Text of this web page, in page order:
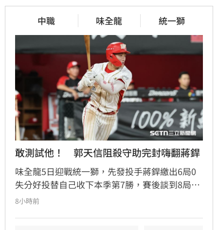
中職 味全龍 統一獅
敢測試他！　郭天信阻殺守助完封嗨翻蔣銲
味全龍5日迎戰統一獅，先發投手蔣銲繳出6局0
失分好投替自己收下本季第7勝，賽後談到8局上
郭天信的關鍵阻殺替味全守住完封勝，蔣銲也直
8小時前